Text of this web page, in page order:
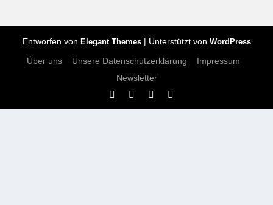
Entworfen von Elegant Themes| Unterstützt von WordPress
Über uns Unsere Datenschutzerklärung
Impressum
Newsletter